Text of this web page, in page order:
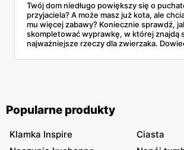
Twój dom niedługo powiększy się o
przyjaciela? A może masz już kota, ale
mu więcej zabawy? Koniecznie sprawdź,
skompletować wyprawkę, w której znajdą
najważniejsze rzeczy dla zwierzaka.
Popularne produkty
Klamka Inspire
Ciasta